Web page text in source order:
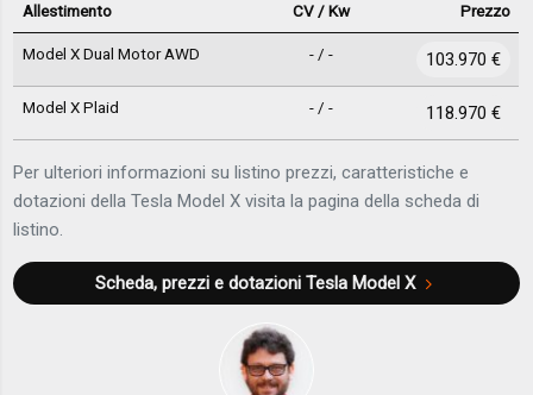
Allestimento CV / Kw Prezzo
Model X Dual Motor AWD - / - 103.970 €
Model X Plaid - / - 118.970 €
Per ulteriori informazioni su listino prezzi, caratteristiche e
dotazioni della Tesla Model X visita la pagina della scheda di
listino.
Scheda, prezzi e dotazioniTesla Model X